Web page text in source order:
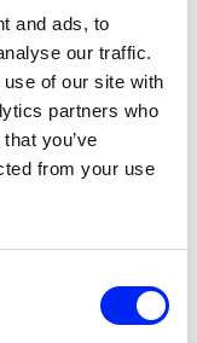
and ads, to
our traffic.
of our site with
partners who
you’ve
from your use
Netto
€ 42,83
door Videma gestelde
de factuur op tijd aan ons